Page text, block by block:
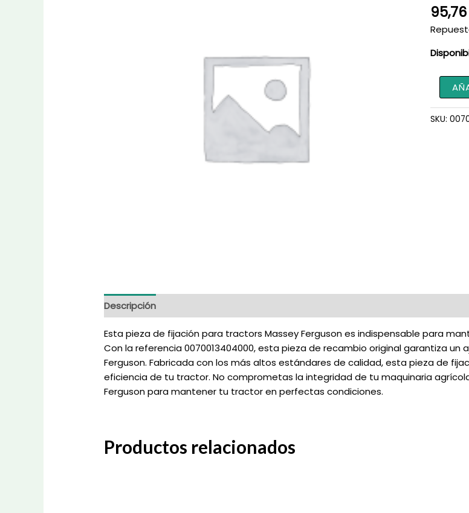
95,76
Pieza
de
fijación
SKU:
Descripción
Esta pieza de fijación para tractors Massey Ferguson es indispensable para
Con la referencia 0070013404000, esta pieza de recambio original garantiza
Ferguson. Fabricada con los más altos estándares de calidad, esta pieza de
eficiencia de tu tractor. No comprometas la integridad de tu maquinaria
Ferguson para mantener tu tractor en perfectas condiciones.
Productos relacionados